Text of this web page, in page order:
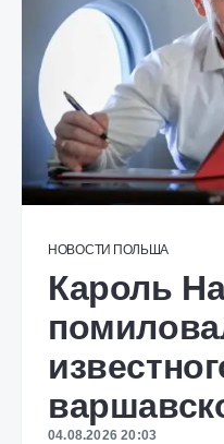
НОВОСТИ ПОЛЬША
Кароль
04.08.2026 20:03